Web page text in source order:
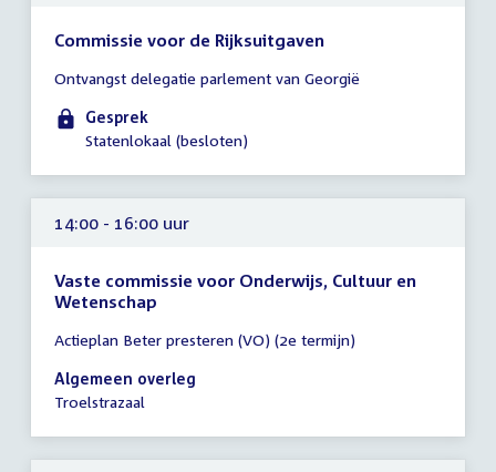
Commissie voor de Rijksuitgaven
vergadering
14:00
-
uur
Ontvangst delegatie parlement van Georgië
Gesprek
Statenlokaal (besloten)
14:00 - 16:00 uur
Vaste commissie voor Onderwijs, Cultuur en
Wetenschap
vergadering
14:00
-
uur
Actieplan Beter presteren (VO) (2e termijn)
Algemeen overleg
Troelstrazaal